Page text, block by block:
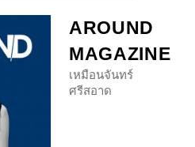
AROUND
MAGAZINE
เหมือนจันทร์
ศรีสอาด